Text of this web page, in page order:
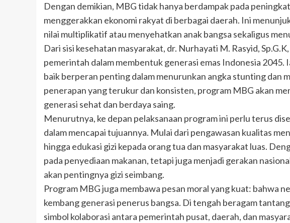
Dengan demikian, MBG tidak hanya berdampak pada
menggerakkan ekonomi rakyat di berbagai daerah. Ini
nilai multiplikatif atau menyehatkan anak bangsa sekaligus
Dari sisi kesehatan masyarakat, dr. Nurhayati M. Rasyid,
pemerintah dalam membentuk generasi emas Indonesia 2045.
baik berperan penting dalam menurunkan angka stunting dan
penerapan yang terukur dan konsisten, program MBG akan
generasi sehat dan berdaya saing.
Menurutnya, ke depan pelaksanaan program ini perlu terus
dalam mencapai tujuannya. Mulai dari pengawasan kualitas
hingga edukasi gizi kepada orang tua dan masyarakat luas.
pada penyediaan makanan, tetapi juga menjadi gerakan
akan pentingnya gizi seimbang.
Program MBG juga membawa pesan moral yang kuat: bahwa
kembang generasi penerus bangsa. Di tengah beragam
simbol kolaborasi antara pemerintah pusat, daerah, dan